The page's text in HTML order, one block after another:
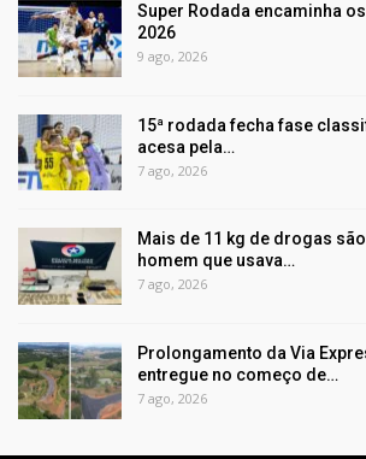
Super Rodada encaminha
2026
9 ago, 2026
15ª rodada fecha fase
acesa pela…
7 ago, 2026
Mais de 11 kg de drogas
homem que usava…
7 ago, 2026
Prolongamento da Via
entregue no começo de…
7 ago, 2026